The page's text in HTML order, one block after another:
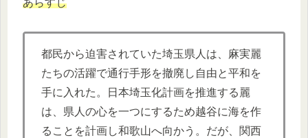
都民から迫害されていた埼玉県人は、麻実麗
たちの活躍で通行手形を撤廃し自由と平和を
手に入れた。日本埼玉化計画を推進する麗
は、県人の心を一つにするため越谷に海を作
ることを計画し和歌山へ向かう。だが、関西